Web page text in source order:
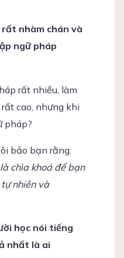
nhàm chán và
ngữ pháp
rất nhiều, làm
cao, nhưng khi
pháp?
bảo bạn rằng:
chìa khoá để bạn
nhiên và
học nói tiếng
nhất là ai